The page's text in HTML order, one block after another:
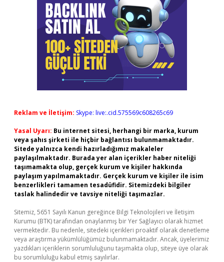
Reklam ve İletişim: Skype: live:.cid.575569c608265c69
Yasal Uyarı: Bu internet sitesi, herhangi bir marka, kurum
veya şahıs şirketi ile hiçbir bağlantısı bulunmamaktadır.
Sitede yalnızca kendi hazırladığımız makaleler
paylaşılmaktadır. Burada yer alan içerikler haber niteliği
taşımamakta olup, gerçek kurum ve kişiler hakkında
paylaşım yapılmamaktadır. Gerçek kurum ve kişiler ile isim
benzerlikleri tamamen tesadüfidir. Sitemizdeki bilgiler
taslak halindedir ve tavsiye niteliği taşımazlar.
Sitemiz, 5651 Sayılı Kanun gereğince Bilgi Teknolojileri ve İletişim
Kurumu (BTK) tarafından onaylanmış bir Yer Sağlayıcı olarak hizmet
vermektedir. Bu nedenle, sitedeki içerikleri proaktif olarak denetleme
veya araştırma yükümlülüğümüz bulunmamaktadır. Ancak, üyelerimiz
yazdıkları içeriklerin sorumluluğunu taşımakta olup, siteye üye olarak
bu sorumluluğu kabul etmiş sayılırlar.